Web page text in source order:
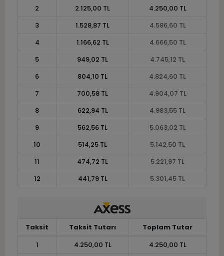
2 2.125,00 TL
4.250,00 TL
3
1.528,87 TL
4.586,60 TL
4
1.166,62 TL
4.666,50 TL
5
949,02 TL
4.745,12 TL
6
804,10 TL
4.824,60 TL
7
700,58 TL
4.904,07 TL
8
622,94 TL
4.983,55 TL
9
562,56 TL
5.063,02 TL
10
514,25 TL
5.142,50 TL
11
474,72 TL
5.221,97 TL
12
441,79 TL 5.301,45 TL
Taksit Taksit Tutarı
Toplam Tutar
1
4.250,00 TL
4.250,00 TL